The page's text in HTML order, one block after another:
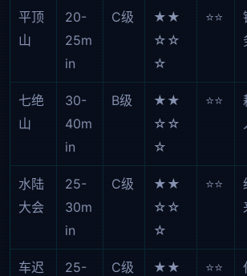
平顶
山
20-
25m
in
C级
★★
☆☆
☆
⭐⭐
七绝
山
30-
40m
in
B级
★★
☆☆
☆
⭐⭐
水陆
大会
25-
30m
in
C级
★★
☆☆
☆
⭐⭐
车迟
25-
C级
★★
⭐⭐